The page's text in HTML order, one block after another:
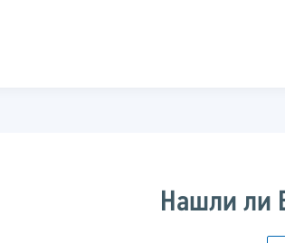
Нашли ли